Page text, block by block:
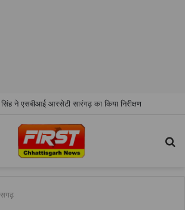
अर्पण व जनजागरूकता का आयोजन